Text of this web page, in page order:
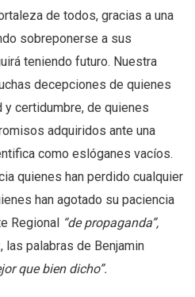
de todos, gracias a una
sobreponerse a sus
teniendo futuro. Nuestra
decepciones de quienes
certidumbre, de quienes
adquiridos ante una
como eslóganes vacíos.
quienes han perdido cualquier
han agotado su paciencia
Regional “de propaganda”,
las palabras de Benjamin
que bien dicho”.